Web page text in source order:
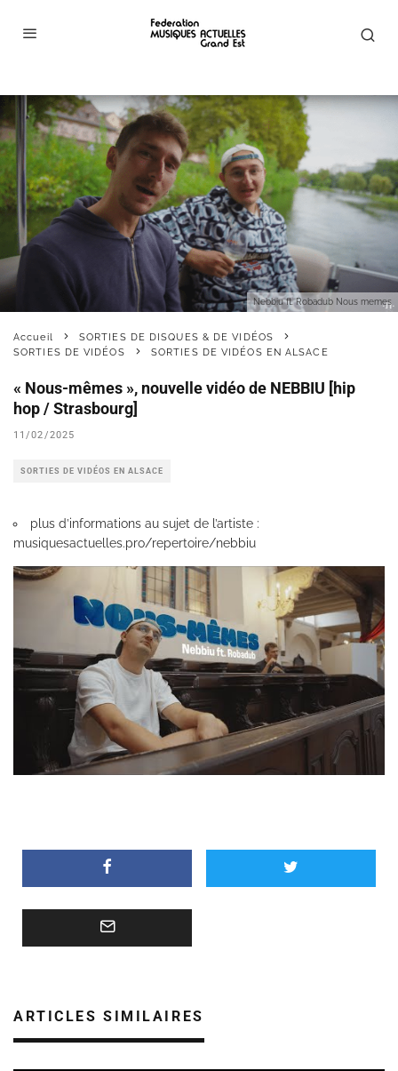
Nebbiu ft. Robadub Nous memes
Accueil
SORTIES DE DISQUES & DE VIDÉOS
SORTIES DE VIDÉOS
SORTIES DE VIDÉOS EN ALSACE
« Nous-mêmes », nouvelle vidéo de NEBBIU [hip
hop / Strasbourg]
11/02/2025
SORTIES DE VIDÉOS EN ALSACE
plus d’informations au sujet de l’artiste :
musiquesactuelles.pro/repertoire/nebbiu
ARTICLES SIMILAIRES